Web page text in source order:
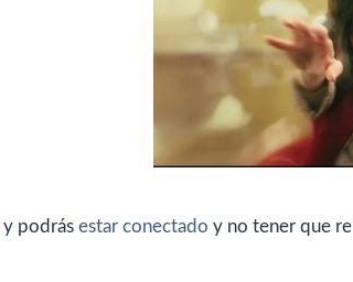
y podrás estar conectado y no tener que